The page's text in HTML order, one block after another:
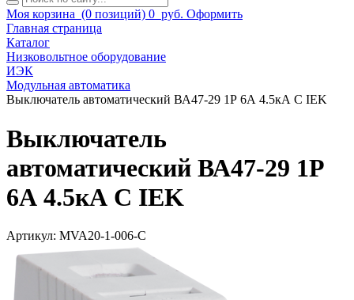
Моя корзина (0 позиций) 0 руб. Оформить
Главная страница
Каталог
Низковольтное оборудование
ИЭК
Модульная автоматика
Выключатель автоматический ВА47-29 1Р 6А 4.5кА С IEK
Выключатель
автоматический ВА47-29 1Р
6А 4.5кА С IEK
Артикул: MVA20-1-006-C